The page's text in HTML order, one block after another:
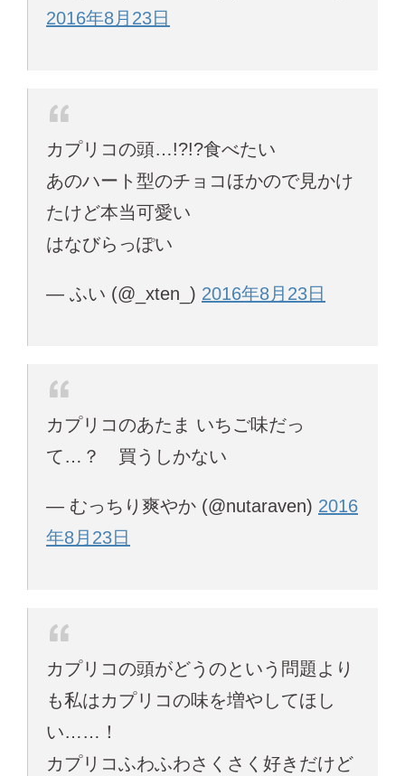
2016年8月23日
カプリコの頭…!?!?食べたい
あのハート型のチョコほかので見かけ
たけど本当可愛い
はなびらっぽい
— ふい (@_xten_) 2016年8月23日
カプリコのあたま いちご味だっ
て…？ 買うしかない
— むっちり爽やか (@nutaraven) 2016
年8月23日
カプリコの頭がどうのという問題より
も私はカプリコの味を増やしてほし
い……！
カプリコふわふわさくさく好きだけど